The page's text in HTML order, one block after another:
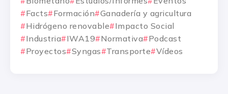
Facts
Formación Ganadería y agricultura
Hidrógeno renovable
Impacto Social
Industria IWA19 Normativa Podcast
Proyectos Syngas Transporte Vídeos